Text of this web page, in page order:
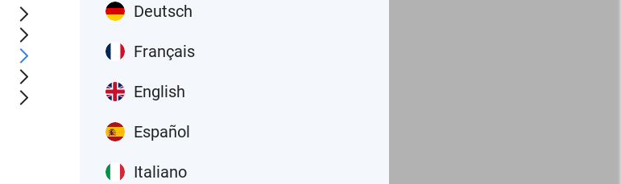
Deutsch
Français
English
Español
Italiano
の製品